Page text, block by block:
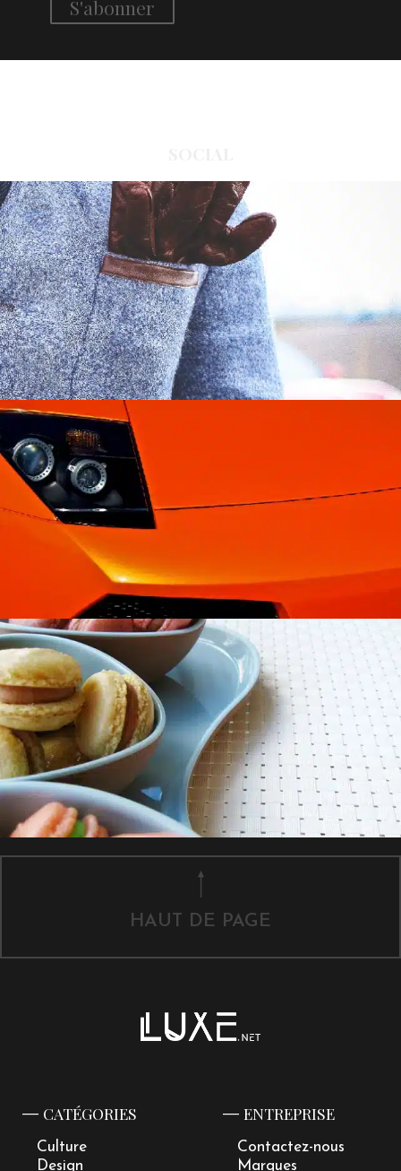
HAUT DE PAGE
CATÉGORIES
Culture
Design
ENTREPRISE
Contactez-nous
Marques